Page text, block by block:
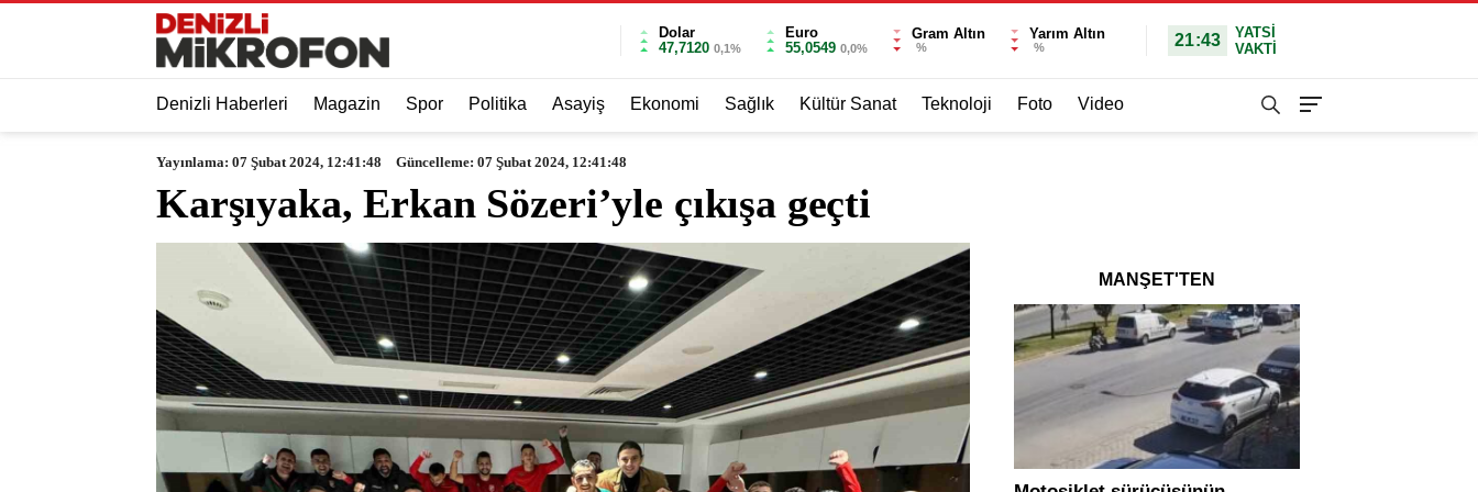
Dolar
47,7120 0,1%
Euro
55,0549 0,0%
Gram Altın
%
Yarım Altın
% 21:43
YATSI
VAKTİ
Denizli Haberleri Magazin Spor Politika Asayiş Ekonomi Sağlık Kültür Sanat Teknoloji Foto Video
Yayınlama: 07 Şubat 2024, 12:41:48 Güncelleme: 07 Şubat 2024, 12:41:48
Karşıyaka, Erkan Sözeri’yle çıkışa geçti
MANŞET'TEN